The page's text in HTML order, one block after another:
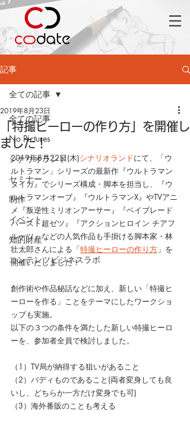
記事
全ての記事
No Pictures
シナリオランド
セミナー
制作
イベント
知的財産
コンテンツビジネスラボ
全ての記事
「特撮ヒーローの作り方」を開催し
ました！
2019年8月23日
2019年8月22日(木)シナリオランドにて、「ウ
ルトラマン」シリーズの最新作『ウルトラマン
タイガ』でシリーズ構成・脚本を担当し、『ウ
ルトラマンオーブ』『ウルトラマンX』やTVアニ
メ『叛逆性ミリオンアーサー』『ベイブレード
バースト超ゼツ』『アクションヒロイン チアフ
ルーツ』などの人気作品も手掛ける脚本家・林
壮太郎さんによる「特撮ヒーローの作り方 」を
開催いたしました！
創作術や作品秘話などに加え、新しい「特撮ヒ
ーローを作る」ことをテーマにしたワークショ
ップも実施。
以下の３つの条件を満たした新しい特撮ヒーロ
ーを、参加者全員で検討しました。
（1）TV局が納得する狙いがあること
（2）バディものであること(両者変身しても良
いし、どちらか一方だけ変身でも可)
（3）海外番販のことも考える